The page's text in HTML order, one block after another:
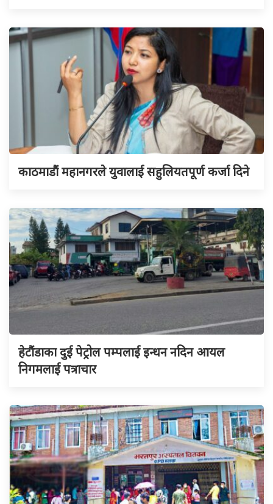
काठमाडौं महानगरले युवालाई सहुलियतपूर्ण कर्जा दिने
हेटौंडाका दुई पेट्रोल पम्पलाई इन्धन नदिन आयल
निगमलाई पत्राचार